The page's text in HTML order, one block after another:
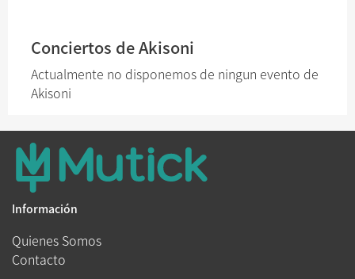
Conciertos de Akisoni
Actualmente no disponemos de ningun evento de
Akisoni
Información
Quienes Somos
Contacto